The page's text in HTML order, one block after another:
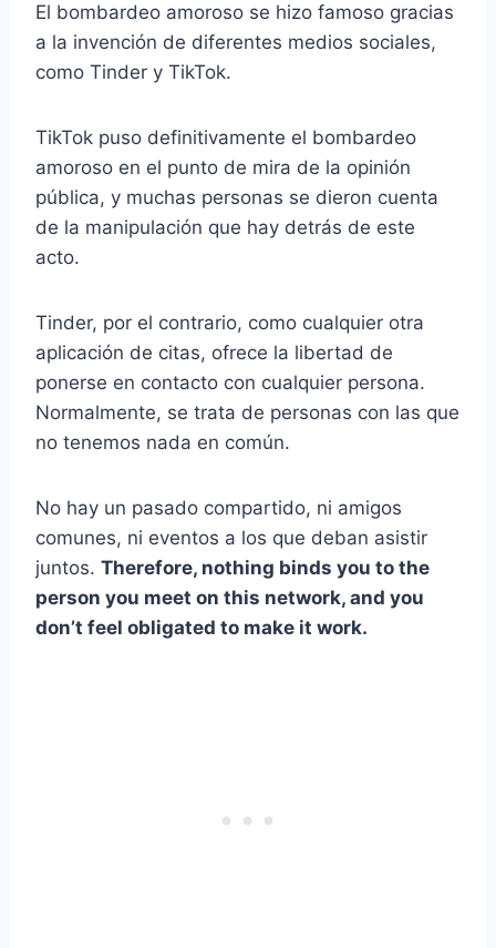
El bombardeo amoroso se hizo famoso gracias
a la invención de diferentes medios sociales,
como Tinder y TikTok.
TikTok puso definitivamente el bombardeo
amoroso en el punto de mira de la opinión
pública, y muchas personas se dieron cuenta
de la manipulación que hay detrás de este
acto.
Tinder, por el contrario, como cualquier otra
aplicación de citas, ofrece la libertad de
ponerse en contacto con cualquier persona.
Normalmente, se trata de personas con las que
no tenemos nada en común.
No hay un pasado compartido, ni amigos
comunes, ni eventos a los que deban asistir
juntos. Therefore, nothing binds you to the
person you meet on this network, and you
don’t feel obligated to make it work.